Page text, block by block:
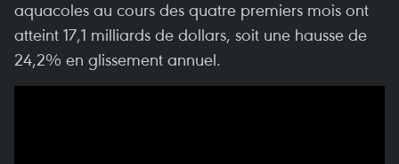
aquacoles au cours des quatre premiers mois ont
atteint 17,1 milliards de dollars, soit une hausse de
24,2% en glissement annuel.